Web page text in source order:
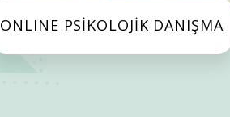
ONLINE PSİKOLOJİK DANIŞMA